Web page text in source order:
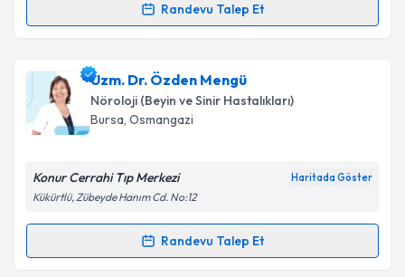
Takvim Talebini Gönder
Randevu Talep Et
Randevu Takvimi Talebi
Doç. Dr. Şükran Çevik Yurtoğulları
takvimi talebi oluşturun. Size bu uzmandan randevu
almanız için bir takvim hazırlandığında e-posta ile
bilgilendireceğiz.
Kişisel verilerimin işlenmesine ilişkinAydınlatma
Uzm. Dr. Özden Mengü
Nöroloji (Beyin ve Sinir Hastalıkları)
Bursa, Osmangazi
Konur Cerrahi Tıp Merkezi Haritada Göster
Kükürtlü, Zübeyde Hanım Cd. No:12
Randevu Talep Et
Randevu Takvimi Talebi